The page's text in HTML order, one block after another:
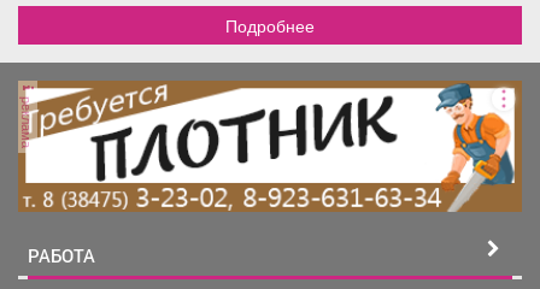
Подробнее
реклама
РАБОТА